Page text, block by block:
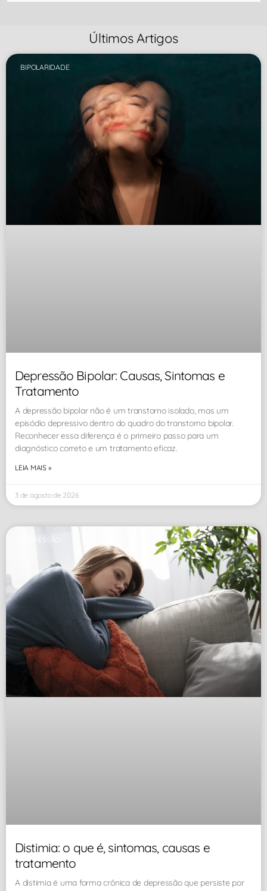
Últimos Artigos
BIPOLARIDADE
Depressão Bipolar: Causas, Sintomas e
Tratamento
A depressão bipolar não é um transtorno isolado, mas um
episódio depressivo dentro do quadro do transtorno bipolar.
Reconhecer essa diferença é o primeiro passo para um
diagnóstico correto e um tratamento eficaz.
LEIA MAIS »
3 de agosto de 2026
DEPRESSÃO
Distimia: o que é, sintomas, causas e
tratamento
A distimia é uma forma crônica de depressão que persiste por